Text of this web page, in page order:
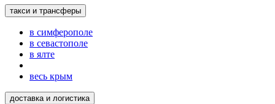
такси и трансферы
в симферополе
в севастополе
в ялте
весь крым
доставка и логистика